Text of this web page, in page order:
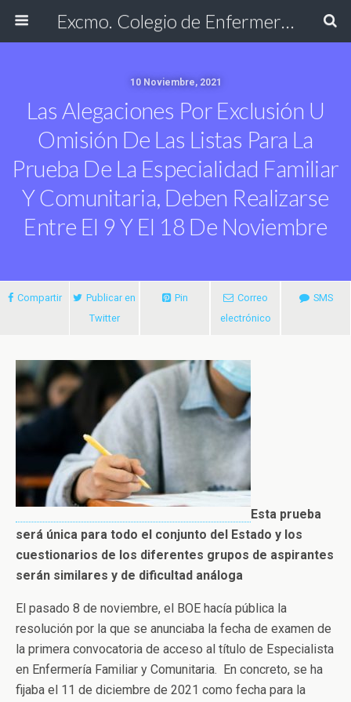
Excmo. Colegio de Enfermería de Cádiz
10 Noviembre, 2021
Las Alegaciones Por Exclusión U
Omisión De Las Listas Para La
Prueba De La Especialidad Familiar
Y Comunitaria, Deben Realizarse
Entre El 9 Y El 18 De Noviembre
Compartir
Publicar en
Twitter
Pin
Correo
electrónico
SMS
Esta prueba
será única para todo el conjunto del Estado y los
cuestionarios de los diferentes grupos de aspirantes
serán similares y de dificultad análoga
El pasado 8 de noviembre, el BOE hacía pública la
resolución por la que se anunciaba la fecha de examen de
la primera convocatoria de acceso al título de Especialista
en Enfermería Familiar y Comunitaria. En concreto, se ha
fijaba el 11 de diciembre de 2021 como fecha para la